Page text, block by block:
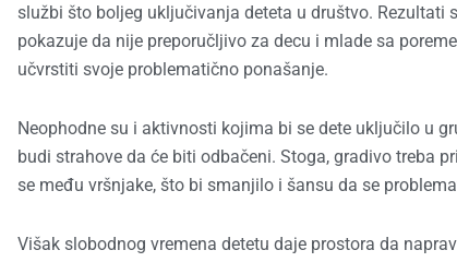
službi što boljeg uključivanja deteta u društvo. Rezultati
pokazuje da nije preporučljivo za decu i mlade sa
učvrstiti svoje problematično ponašanje.
Neophodne su i aktivnosti kojima bi se dete uključilo u
budi strahove da će biti odbačeni. Stoga, gradivo treba
se među vršnjake, što bi smanjilo i šansu da se
Višak slobodnog vremena detetu daje prostora da